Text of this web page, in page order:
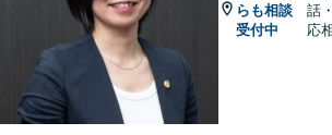
らも相談
受付中
話
応